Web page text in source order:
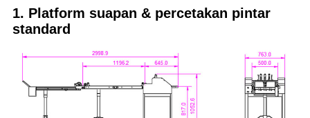
1. Platform suapan & percetakan pintar
standard